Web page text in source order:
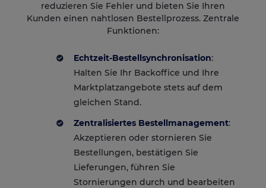
reduzieren Sie Fehler und bieten Sie Ihren
Kunden einen nahtlosen Bestellprozess. Zentrale
Funktionen:
Echtzeit-Bestellsynchronisation:
Halten Sie Ihr Backoffice und Ihre
Marktplatzangebote stets auf dem
gleichen Stand.
Zentralisiertes Bestellmanagement:
Akzeptieren oder stornieren Sie
Bestellungen, bestätigen Sie
Lieferungen, führen Sie
Stornierungen durch und bearbeiten